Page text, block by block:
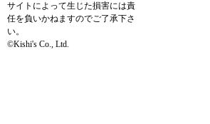
サイトによって生じた損害には責
任を負いかねますのでご了承下さ
い。
©Kishi's Co., Ltd.